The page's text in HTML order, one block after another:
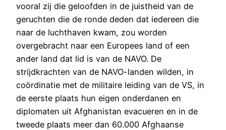
vooral zij die geloofden in de juistheid van de
geruchten die de ronde deden dat iedereen die
naar de luchthaven kwam, zou worden
overgebracht naar een Europees land of een
ander land dat lid is van de NAVO. De
strijdkrachten van de NAVO-landen wilden, in
coördinatie met de militaire leiding van de VS, in
de eerste plaats hun eigen onderdanen en
diplomaten uit Afghanistan evacueren en in de
tweede plaats meer dan 60.000 Afghaanse